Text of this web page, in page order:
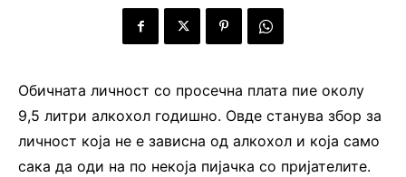
Обичната личност со просечна плата пие околу
9,5 литри алкохол годишно. Овде станува збор за
личност која не е зависна од алкохол и која само
сака да оди на по некоја пијачка со пријателите.